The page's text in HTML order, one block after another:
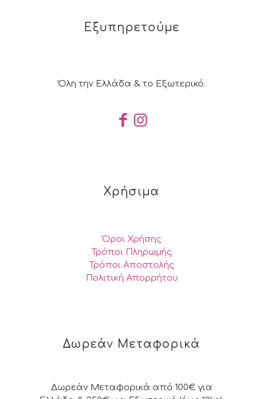
Εξυπηρετούμε
Όλη την Ελλάδα & το Εξωτερικό.
Χρήσιμα
Όροι Χρήσης
Τρόποι Πληρωμής
Τρόποι Αποστολής
Πολιτική Απορρήτου
Δωρεάν Μεταφορικά
Δωρεάν Μεταφορικά από 100€ για